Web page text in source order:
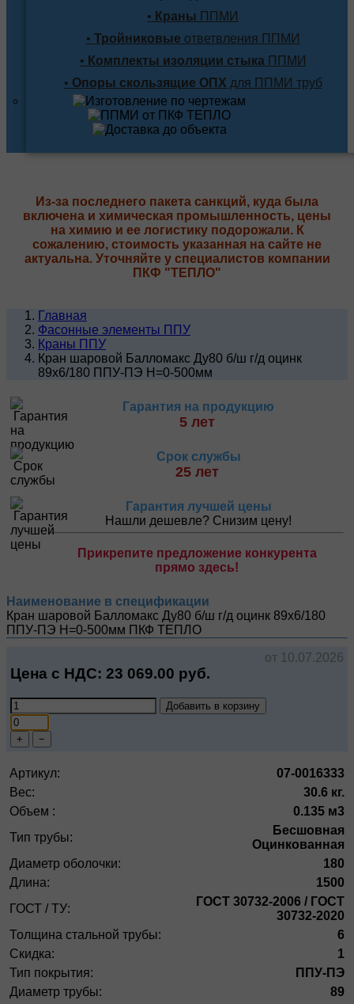
• Краны ППМИ
• Тройниковые ответвления ППМИ
• Комплекты изоляции стыкаППМИ
• Опоры скользящие ОПХ для ППМИ труб
Из-за последнего пакета санкций, куда была
включена и химическая промышленность, цены
на химию и ее логистику подорожали. К
сожалению, стоимость указанная на сайте не
актуальна. Уточняйте у специалистов компании
ПКФ "ТЕПЛО"
Главная
Фасонные элементы ППУ
Краны ППУ
Кран шаровой Балломакс Ду80 б/ш г/д оцинк
89х6/180 ППУ-ПЭ H=0-500мм
Гарантия на продукцию
5 лет
Срок службы
25 лет
Гарантия лучшей цены
Нашли дешевле? Снизим цену!
Прикрепите предложение конкурента
прямо здесь!
Наименование в спецификации
Кран шаровой Балломакс Ду80 б/ш г/д оцинк 89х6/180
ППУ-ПЭ H=0-500мм ПКФ ТЕПЛО
от 10.07.2026
Цена с НДС: 23 069.00 руб.
Добавить в корзину
+ −
Артикул:
07-0016333
Вес:
30.6 кг.
Объем :
0.135 м3
Тип трубы:
Бесшовная
Оцинкованная
Диаметр оболочки:
180
Длина:
1500
ГОСТ / ТУ:
ГОСТ 30732-2006 / ГОСТ
30732-2020
Толщина стальной трубы:
6
Скидка:
1
Тип покрытия:
ППУ-ПЭ
Диаметр трубы:
89